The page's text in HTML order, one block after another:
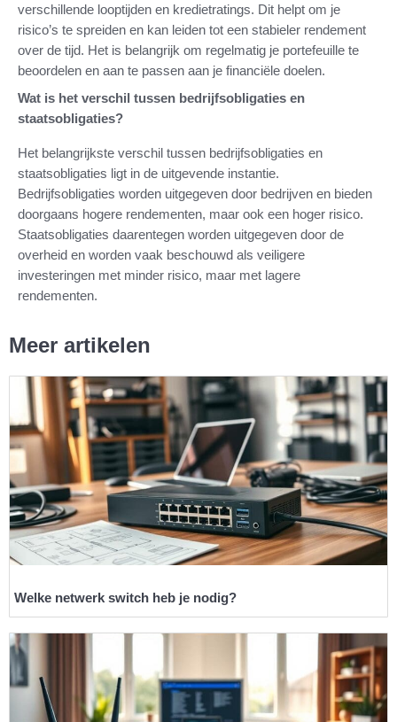
verschillende looptijden en kredietratings. Dit helpt om je
risico’s te spreiden en kan leiden tot een stabieler rendement
over de tijd. Het is belangrijk om regelmatig je portefeuille te
beoordelen en aan te passen aan je financiële doelen.
Wat is het verschil tussen bedrijfsobligaties en
staatsobligaties?
Het belangrijkste verschil tussen bedrijfsobligaties en
staatsobligaties ligt in de uitgevende instantie.
Bedrijfsobligaties worden uitgegeven door bedrijven en bieden
doorgaans hogere rendementen, maar ook een hoger risico.
Staatsobligaties daarentegen worden uitgegeven door de
overheid en worden vaak beschouwd als veiligere
investeringen met minder risico, maar met lagere
rendementen.
Meer artikelen
Welke netwerk switch heb je nodig?